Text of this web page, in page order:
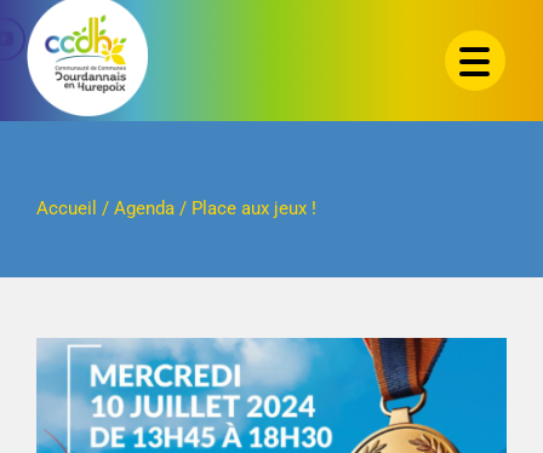
Passer
contenu
Accueil / Agenda/ Place aux jeux !